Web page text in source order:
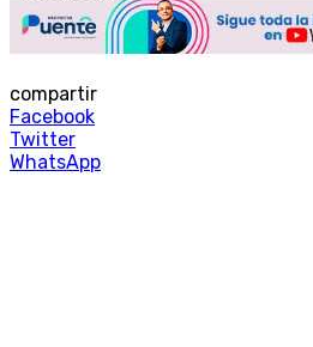
compartir
Facebook
Twitter
WhatsApp